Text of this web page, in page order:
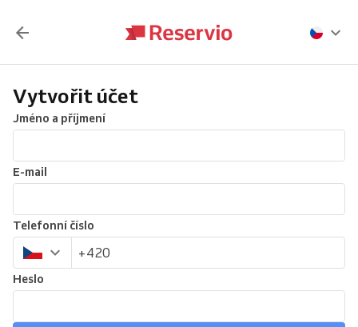
Vytvořit účet
Jméno a příjmení
E-mail
Telefonní číslo
Heslo